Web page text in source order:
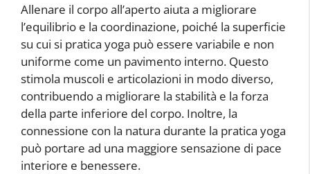
Allenare il corpo all’aperto aiuta a migliorare
l’equilibrio e la coordinazione, poiché la superficie
su cui si pratica yoga può essere variabile e non
uniforme come un pavimento interno. Questo
stimola muscoli e articolazioni in modo diverso,
contribuendo a migliorare la stabilità e la forza
della parte inferiore del corpo. Inoltre, la
connessione con la natura durante la pratica yoga
può portare ad una maggiore sensazione di pace
interiore e benessere.